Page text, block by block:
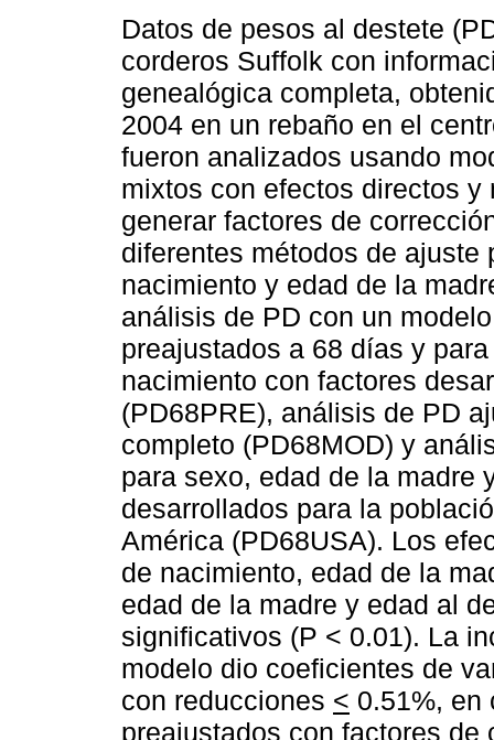
Datos de pesos al destete
corderos Suffolk con
genealógica completa,
2004 en un rebaño en el
fueron analizados usando
mixtos con efectos directos y
generar factores de
diferentes métodos de
nacimiento y edad de la
análisis de PD con un
preajustados a 68 días y
nacimiento con factores
(PD68PRE), análisis de PD
completo (PD68MOD) y
para sexo, edad de la madre
desarrollados para la
América (PD68USA). Los
de nacimiento, edad de la
edad de la madre y edad al
significativos (P < 0.01). La
modelo dio coeficientes de
con reducciones < 0.51%, en
preajustados con factores de